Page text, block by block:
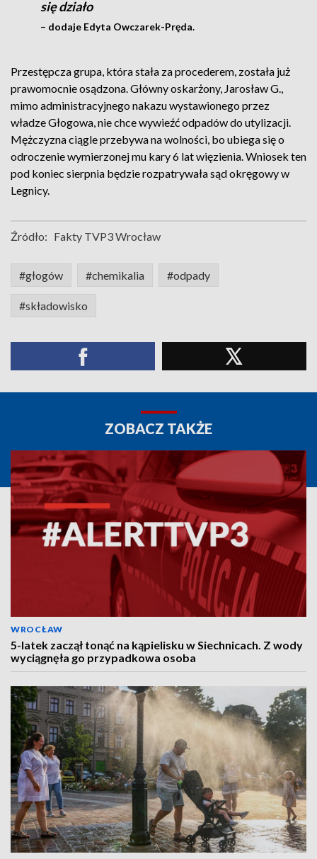
się działo
– dodaje Edyta Owczarek-Pręda.
Przestępcza grupa, która stała za procederem, została już
prawomocnie osądzona. Główny oskarżony, Jarosław G.,
mimo administracyjnego nakazu wystawionego przez
władze Głogowa, nie chce wywieźć odpadów do utylizacji.
Mężczyzna ciągle przebywa na wolności, bo ubiega się o
odroczenie wymierzonej mu kary 6 lat więzienia. Wniosek ten
pod koniec sierpnia będzie rozpatrywała sąd okręgowy w
Legnicy.
Źródło: Fakty TVP3 Wrocław
#głogów #chemikalia #odpady
#składowisko
ZOBACZ TAKŻE
WROCŁAW
5-latek zaczął tonąć na kąpielisku w Siechnicach. Z wody
wyciągnęła go przypadkowa osoba